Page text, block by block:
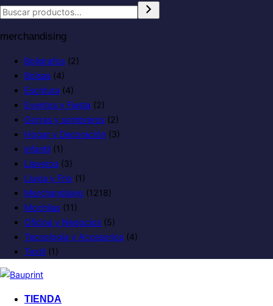
merchandising
Boligrafos (2)
Bolsas (4)
Escritura (4)
Eventos y Fiesta (2)
Gorras y sombreros (2)
Hogar y Decoración (3)
infantil (1)
Llaveros (3)
Lluvia y Frio (1)
Merchandising (1218)
Mochilas (11)
Oficina y Negocios (5)
Tecnología y Accesorios (4)
Textil (1)
TIENDA